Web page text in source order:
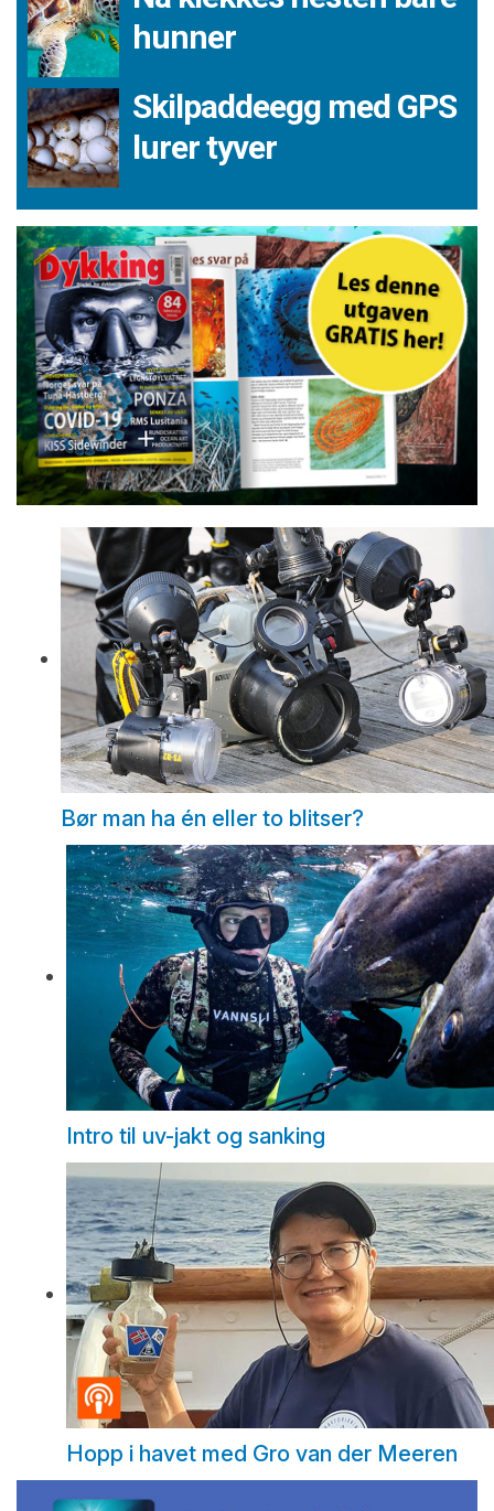
hunner
Skilpaddeegg med GPS
lurer tyver
Bør man ha én eller to blitser?
Intro til uv-jakt og sanking
Hopp i havet med Gro van der Meeren